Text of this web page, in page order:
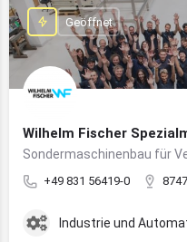
Wilhelm Fischer
+49 831 56419-0
Geöffnet
Industrie und